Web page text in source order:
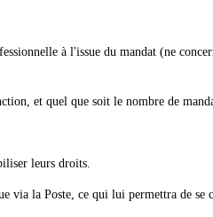
à l'issue du mandat (ne
et quel que soit le nombre de
leurs droits.
via la Poste, ce qui lui permettra de se